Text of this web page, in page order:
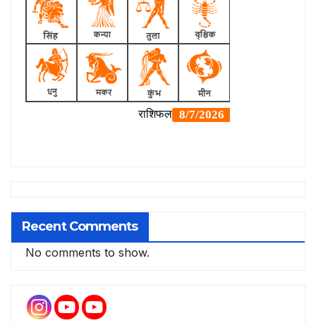
Recent Comments
No comments to show.